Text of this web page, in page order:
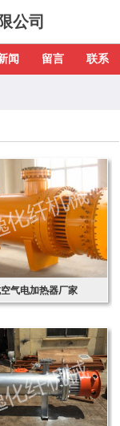
公司
闻 留言 联系
气电加热器厂家